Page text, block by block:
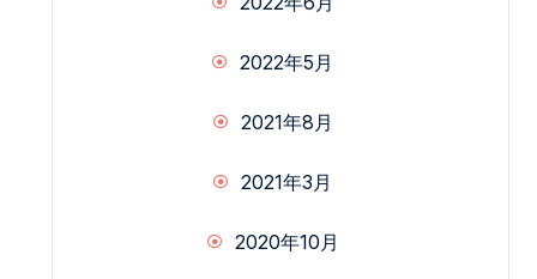
2022年5月
2021年8月
2021年3月
2020年10月